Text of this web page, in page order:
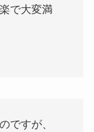
で大変満
ですが、